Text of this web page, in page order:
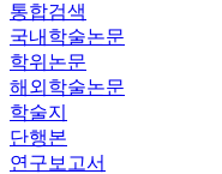
통합검색
국내학술논문
학위논문
해외학술논문
학술지
단행본
연구보고서